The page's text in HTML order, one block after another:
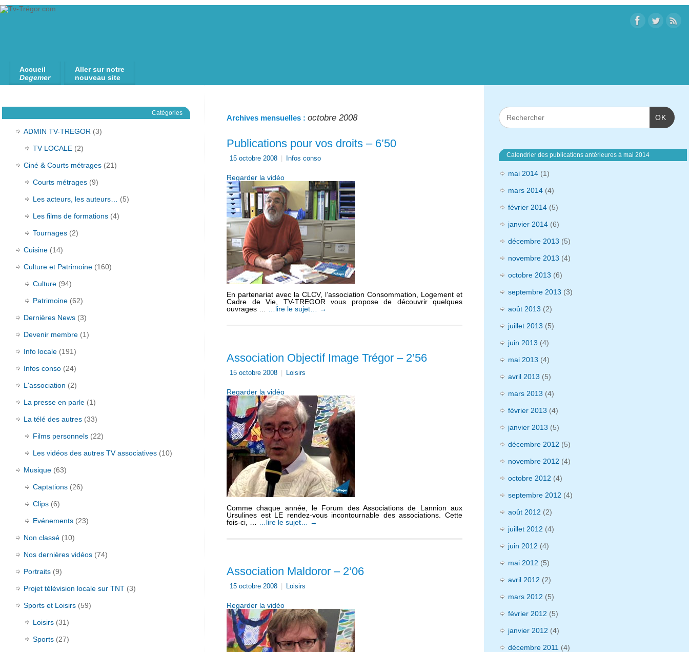
Accueil
Degemer
Aller sur notre
nouveau site
Archives mensuelles : octobre 2008
Publications pour vos droits – 6’50
15 octobre 2008 Infos conso
Regarder la vidéo
En partenariat avec la CLCV, l’association Consommation, Logement et
Cadre de Vie, TV-TREGOR vous propose de découvrir quelques
ouvrages …
…lire le sujet… →
Association Objectif Image Trégor – 2’56
15 octobre 2008 Loisirs
Regarder la vidéo
Comme chaque année, le Forum des Associations de Lannion aux
Ursulines est LE rendez-vous incontournable des associations. Cette
fois-ci, …
…lire le sujet… →
Association Maldoror – 2’06
15 octobre 2008 Loisirs
Regarder la vidéo
Catégories
ADMIN TV-TREGOR (3)
TV LOCALE (2)
Ciné & Courts métrages (21)
Courts métrages (9)
Les acteurs, les auteurs… (5)
Les films de formations (4)
Tournages (2)
Cuisine (14)
Culture et Patrimoine (160)
Culture (94)
Patrimoine (62)
Dernières News (3)
Devenir membre (1)
Info locale (191)
Infos conso (24)
L'association (2)
La presse en parle (1)
La télé des autres (33)
Films personnels (22)
Les vidéos des autres TV associatives (10)
Musique (63)
Captations (26)
Clips (6)
Evénements (23)
Non classé (10)
Nos dernières vidéos (74)
Portraits (9)
Projet télévision locale sur TNT (3)
Sports et Loisirs (59)
Loisirs (31)
Sports (27)
OK
Calendrier des publications antérieures à mai 2014
mai 2014 (1)
mars 2014 (4)
février 2014 (5)
janvier 2014 (6)
décembre 2013 (5)
novembre 2013 (4)
octobre 2013 (6)
septembre 2013 (3)
août 2013 (2)
juillet 2013 (5)
juin 2013 (4)
mai 2013 (4)
avril 2013 (5)
mars 2013 (4)
février 2013 (4)
janvier 2013 (5)
décembre 2012 (5)
novembre 2012 (4)
octobre 2012 (4)
septembre 2012 (4)
août 2012 (2)
juillet 2012 (4)
juin 2012 (4)
mai 2012 (5)
avril 2012 (2)
mars 2012 (5)
février 2012 (5)
janvier 2012 (4)
décembre 2011 (4)